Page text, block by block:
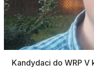
Kandydaci do WRP